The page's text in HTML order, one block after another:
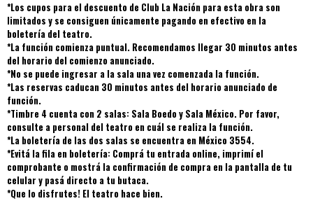
*Los cupos para el descuento de Club La Nación para esta obra son
limitados y se consiguen únicamente pagando en efectivo en la
boletería del teatro.
*La función comienza puntual. Recomendamos llegar 30 minutos antes
del horario del comienzo anunciado.
*No se puede ingresar a la sala una vez comenzada la función.
*Las reservas caducan 30 minutos antes del horario anunciado de
función.
*Timbre 4 cuenta con 2 salas: Sala Boedo y Sala México. Por favor,
consulte a personal del teatro en cuál se realiza la función.
*La boletería de las dos salas se encuentra en México 3554.
*Evitá la fila en boletería: Comprá tu entrada online, imprimí el
comprobante o mostrá la confirmación de compra en la pantalla de tu
celular y pasá directo a tu butaca.
*Que lo disfrutes! El teatro hace bien.